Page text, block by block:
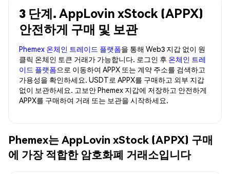
3 단계. AppLovin xStock (APPX)
안전하게 구매 및 보관
Phemex 온체인 트레이드 플랫폼을 통해 Web3 지갑 없이 원
클릭 온체인 토큰 거래가 가능합니다. 로그인 후 온체인 트레
이드 플랫폼으로 이동하여 APPX 또는 계약 주소를 검색하고
가용성을 확인하세요. USDT로 APPX를 구매하고 외부 지갑
없이 보관하세요. 고보안 Phemex 지갑에 저장하고 안전하게
APPX를 구매하여 거래 또는 보관을 시작하세요.
Phemex는 AppLovin xStock (APPX) 구매
에 가장 적합한 암호화폐 거래소입니다